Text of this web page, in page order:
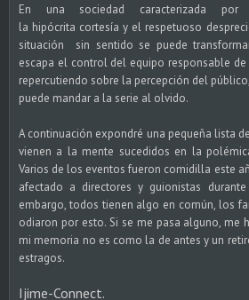
En una sociedad caracterizada
la hipócrita cortesía y el respetuoso
situación sin sentido se puede
escapa el control del equipo responsable
repercutiendo sobre la percepción del
puede mandar a la serie al olvido.
A continuación expondré una pequeña lista
vienen a la mente sucedidos en la
Varios de los eventos fueron comidilla este
afectado a directores y guionistas
embargo, todos tienen algo en común, los
odiaron por esto. Si se me pasa alguno, me
mi memoria no es como la de antes y un
estragos.
Ijime-Connect.